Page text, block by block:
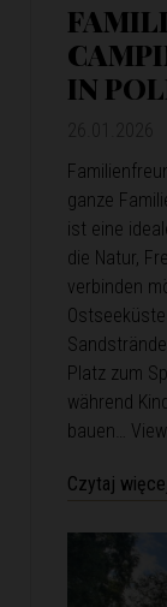
IN
ganze
ist eine
die Natur,
verbinden
Platz zum
während
bauen…
Czytaj